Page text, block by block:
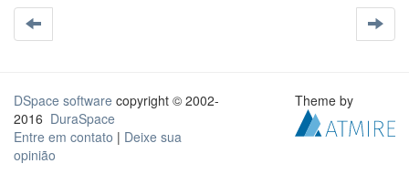
DSpace software copyright © 2002-
2016 DuraSpace
Entre em contato | Deixe sua
opinião
Theme by